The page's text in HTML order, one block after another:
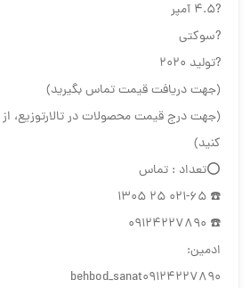
?۴.۵ آمپر
?سوکتی
?تولید ۲۰۲۰
(جهت دریافت قیمت تماس بگیرید)
(جهت درج قیمت محصولات در تالارتوزیع، از
کنید)
⭕️️تعداد : تماس
☎️ 021-65 25 1305
☎️ 09124227890
ادمین:
behbod_sanat09124227890